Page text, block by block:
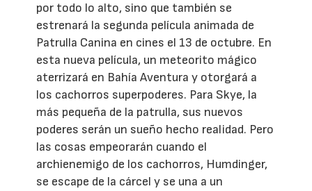
por todo lo alto, sino que también se
estrenará la segunda película animada de
Patrulla Canina en cines el 13 de octubre. En
esta nueva película, un meteorito mágico
aterrizará en Bahía Aventura y otorgará a
los cachorros superpoderes. Para Skye, la
más pequeña de la patrulla, sus nuevos
poderes serán un sueño hecho realidad. Pero
las cosas empeorarán cuando el
archienemigo de los cachorros, Humdinger,
se escape de la cárcel y se una a un